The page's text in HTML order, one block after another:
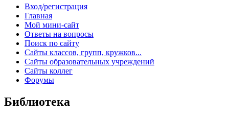
Вход/регистрация
Главная
Мой мини-сайт
Ответы на вопросы
Поиск по сайту
Сайты классов, групп, кружков...
Сайты образовательных учреждений
Сайты коллег
Форумы
Библиотека